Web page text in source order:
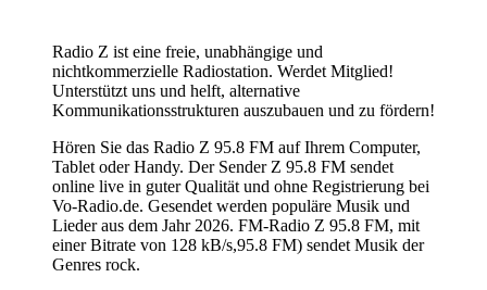
Radio Z ist eine freie, unabhängige und
nichtkommerzielle Radiostation. Werdet Mitglied!
Unterstützt uns und helft, alternative
Kommunikationsstrukturen auszubauen und zu fördern!
Hören Sie das Radio Z 95.8 FM auf Ihrem Computer,
Tablet oder Handy. Der Sender Z 95.8 FM sendet
online live in guter Qualität und ohne Registrierung bei
Vo-Radio.de. Gesendet werden populäre Musik und
Lieder aus dem Jahr 2026. FM-Radio Z 95.8 FM, mit
einer Bitrate von 128 kB/s,95.8 FM) sendet Musik der
Genres rock.